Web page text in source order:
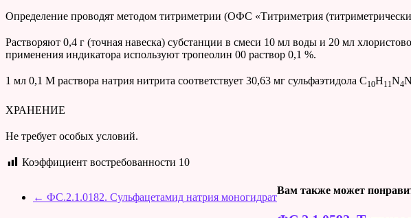
Определение проводят методом титриметрии (ОФС «Титриметрия
Растворяют 0,4 г (точная навеска) субстанции в смеси 10 мл воды и 20 мл
применения индикатора используют тропеолин 00 раствор 0,1 %.
1 мл 0,1 М раствора натрия нитрита соответствует 30,63 мг сульфаэтидола C10H11N4
ХРАНЕНИЕ
Не требует особых условий.
Коэффициент востребованности 10
← ФС.2.1.0182. Сульфацетамид натрия моногидрат
Вам также может